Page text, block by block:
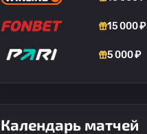
15 000 ₽
5 000 ₽
Календарь матчей